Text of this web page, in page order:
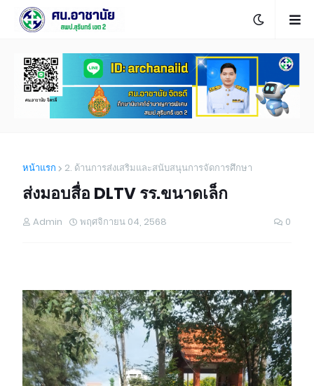
หน้าแรก 2. ด้านการส่งเสริมและสนับสนุนการจัดการศึกษา
ส่งมอบสื่อ DLTV รร.ขนาดเล็ก
Admin พฤศจิกายน 04, 2568 0